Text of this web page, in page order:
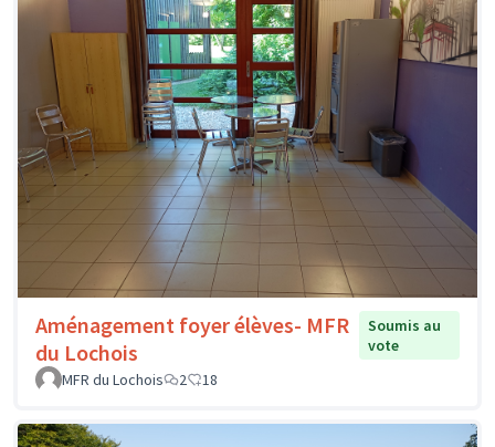
Aménagement foyer élèves- MFR
du Lochois
Soumis au
vote
MFR du Lochois
2 18